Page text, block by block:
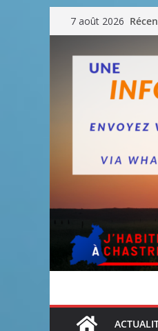
Passer
au
contenu
7 août 2026